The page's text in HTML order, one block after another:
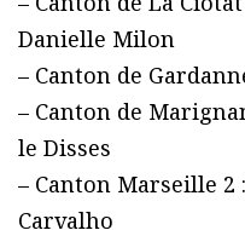
Danielle Milon
– Canton de
– Canton de
le Disses
– Canton Marseille 2
Carvalho